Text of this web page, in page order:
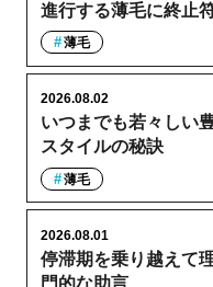
進行する薄毛に終止
薄毛
いつまでも若々しい
スタイルの秘訣
2026.08.02
薄毛
停滞期を乗り越えて
門的な助言
2026.08.01